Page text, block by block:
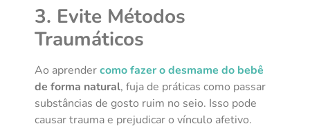
3. Evite Métodos
Traumáticos
Ao aprendercomo fazer o desmame do bebê
de forma natural, fuja de práticas como passar
substâncias de gosto ruim no seio. Isso pode
causar trauma e prejudicar o vínculo afetivo.